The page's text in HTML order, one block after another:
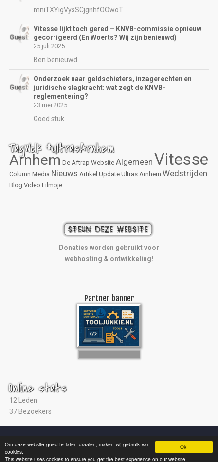
Ok!
Om deze website goed te laten draaien, maken wij gebruik van
cookies.
This website uses cookies to ensure you get the best experience on our website!
mniTXYigVysSCjgnhfOOwoT
Vitesse lijkt toch gered – KNVB-commissie opnieuw
gecorrigeerd (En Woerts? Wij zijn benieuwd)
25 juli 2025
Ben benieuwd
Onderzoek naar geldschieters, inzagerechten en
juridische slagkracht: wat zegt de KNVB-
reglementering?
23 mei 2025
Goed stuk
TagWolk #UltrasArnhem
Arnhem De Aftrap Website Algemeen Vitesse
Column Media Nieuws Artikel Update Ultras Arnhem Wedstrijden
Blog Video Filmpje
Donaties worden gebruikt voor
webhosting & ontwikkeling!
Partner banner
Online stats
12 Leden
37 Bezoekers
© 2004 - 2026 |Ultras Arnhem|Studio ViaNova|Disclaimer